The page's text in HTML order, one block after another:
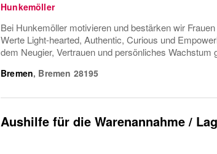
Hunkemöller
Bei Hunkemöller motivieren und bestärken wir
Werte Light-hearted, Authentic, Curious und
dem Neugier, Vertrauen und persönliches Wachstum
Bremen, Bremen 28195
Aushilfe für die Warenannahme /